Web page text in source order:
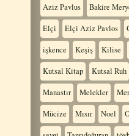
Aziz Pavlus Bakire
Elçi Elçi Aziz Pavlos
işkence Keşiş Kilise
Kutsal Kitap Kutsal Ruh
Manastır Melekler
Mücize Mısır Noel